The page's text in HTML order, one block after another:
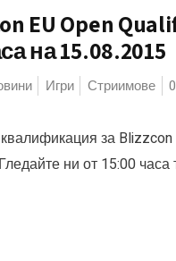
EU Open
на 15.08.2015
Игри Стриимове
0
за
ни от 15:00 часа